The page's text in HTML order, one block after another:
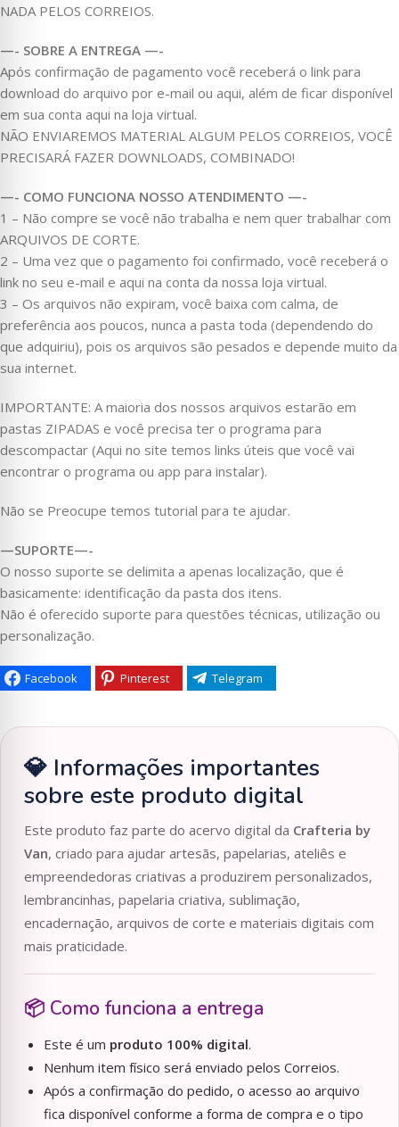
NADA PELOS CORREIOS.
—- SOBRE A ENTREGA —-
Após confirmação de pagamento você receberá o link para
download do arquivo por e-mail ou aqui, além de ficar disponível
em sua conta aqui na loja virtual.
NÃO ENVIAREMOS MATERIAL ALGUM PELOS CORREIOS, VOCÊ
PRECISARÁ FAZER DOWNLOADS, COMBINADO!
—- COMO FUNCIONA NOSSO ATENDIMENTO —-
1 – Não compre se você não trabalha e nem quer trabalhar com
ARQUIVOS DE CORTE.
2 – Uma vez que o pagamento foi confirmado, você receberá o
link no seu e-mail e aqui na conta da nossa loja virtual.
3 – Os arquivos não expiram, você baixa com calma, de
preferência aos poucos, nunca a pasta toda (dependendo do
que adquiriu), pois os arquivos são pesados e depende muito da
sua internet.
IMPORTANTE: A maioria dos nossos arquivos estarão em
pastas ZIPADAS e você precisa ter o programa para
descompactar (Aqui no site temos links úteis que você vai
encontrar o programa ou app para instalar).
Não se Preocupe temos tutorial para te ajudar.
—SUPORTE—-
O nosso suporte se delimita a apenas localização, que é
basicamente: identificação da pasta dos itens.
Não é oferecido suporte para questões técnicas, utilização ou
personalização.
Facebook Pinterest Telegram
💎 Informações importantes
sobre este produto digital
Este produto faz parte do acervo digital da Crafteria by
Van, criado para ajudar artesãs, papelarias, ateliês e
empreendedoras criativas a produzirem personalizados,
lembrancinhas, papelaria criativa, sublimação,
encadernação, arquivos de corte e materiais digitais com
mais praticidade.
📦 Como funciona a entrega
Este é um produto 100% digital.
Nenhum item físico será enviado pelos Correios.
Após a confirmação do pedido, o acesso ao arquivo
fica disponível conforme a forma de compra e o tipo